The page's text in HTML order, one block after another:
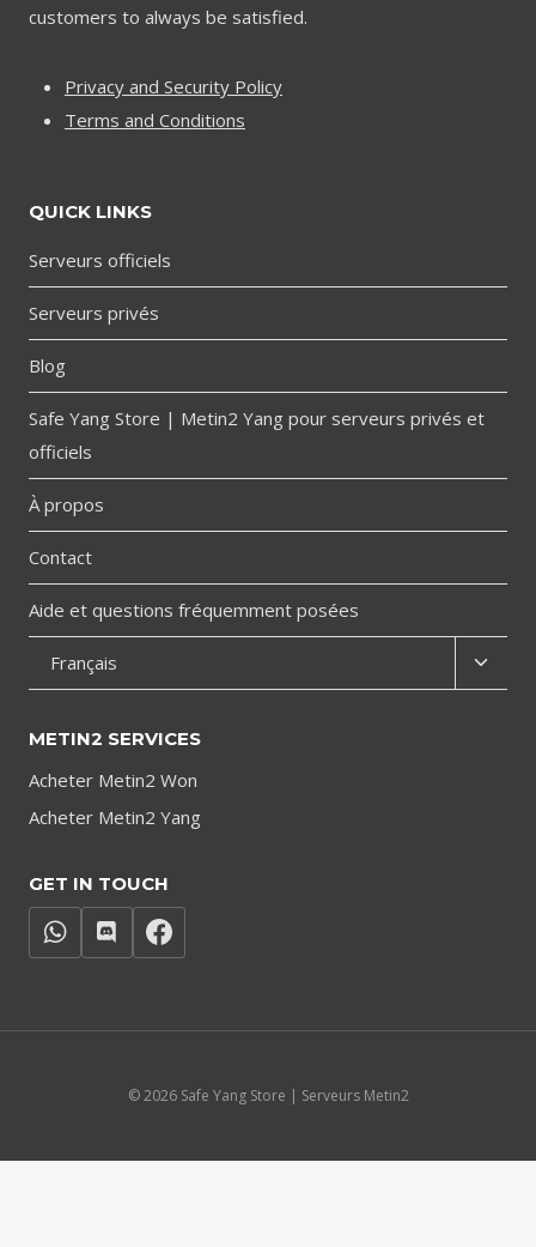
customers to always be satisfied.
Privacy and Security Policy
Terms and Conditions
QUICK LINKS
Serveurs officiels
Serveurs privés
Blog
Safe Yang Store | Metin2 Yang pour serveurs privés et
officiels
À propos
Contact
Aide et questions fréquemment posées
Français
child
METIN2 SERVICES
Acheter Metin2 Won
Acheter Metin2 Yang
GET IN TOUCH
© 2026 Safe Yang Store | Serveurs Metin2